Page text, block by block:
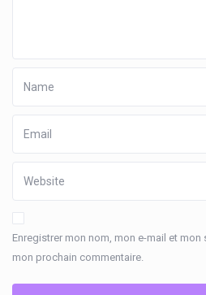
Enregistrer mon nom, mon e-mail et
mon prochain commentaire.